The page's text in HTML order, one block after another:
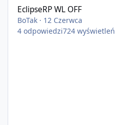
EclipseRP WL OFF
BoTak · 12 Czerwca
4 odpowiedzi724 wyświetleń